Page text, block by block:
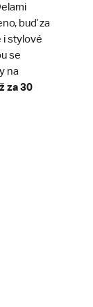
buď za
i stylové
se
na
za 30